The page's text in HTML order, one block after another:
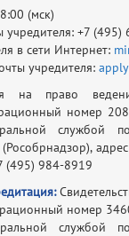
(мск)
учредителя: +7
в сети Интернет:
учредителя:
на право
номер
службой
(495) 984-8919
номер
службой